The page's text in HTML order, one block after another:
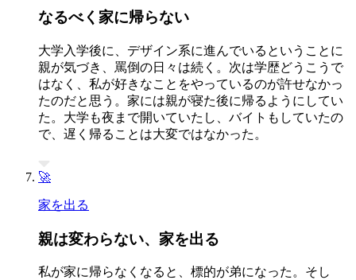
なるべく家に帰らない
大学入学後に、デザイン系に進んでいるということに
親が気づき、罵倒の日々は続く。次は学歴どうこうで
はなく、私が好きなことをやっているのが許せなかっ
たのだと思う。家には親が寝た後に帰るようにしてい
た。大学も夜まで開いていたし、バイトもしていたの
で、遅く帰ることは大変ではなかった。
🚀
家を出る
親は変わらない、家を出る
私が家に帰らなくなると、標的が弟になった。そし